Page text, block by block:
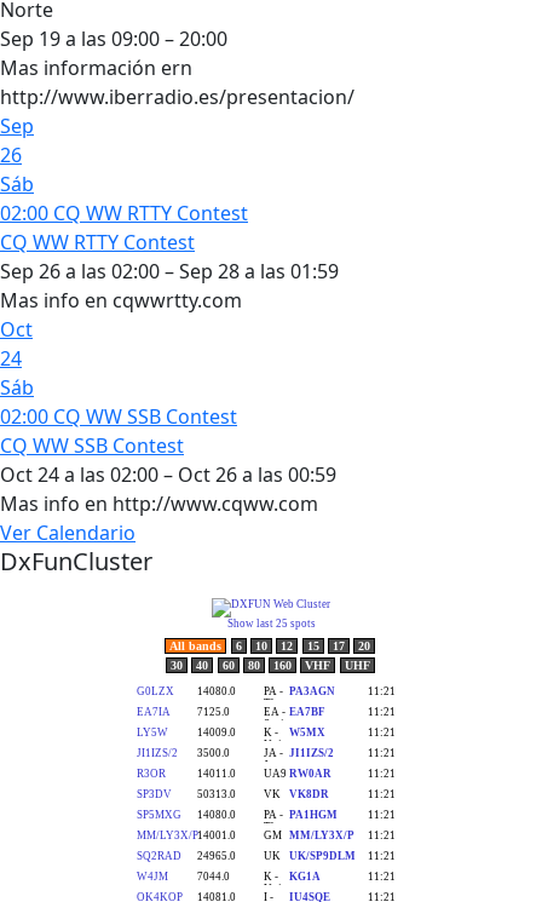
Norte
Sep 19 a las 09:00 – 20:00
Mas información ern
http://www.iberradio.es/presentacion/
Sep
26
Sáb
02:00 CQ WW RTTY Contest
CQ WW RTTY Contest
Sep 26 a las 02:00 – Sep 28 a las 01:59
Mas info en cqwwrtty.com
Oct
24
Sáb
02:00 CQ WW SSB Contest
CQ WW SSB Contest
Oct 24 a las 02:00 – Oct 26 a las 00:59
Mas info en http://www.cqww.com
Ver Calendario
DxFunCluster